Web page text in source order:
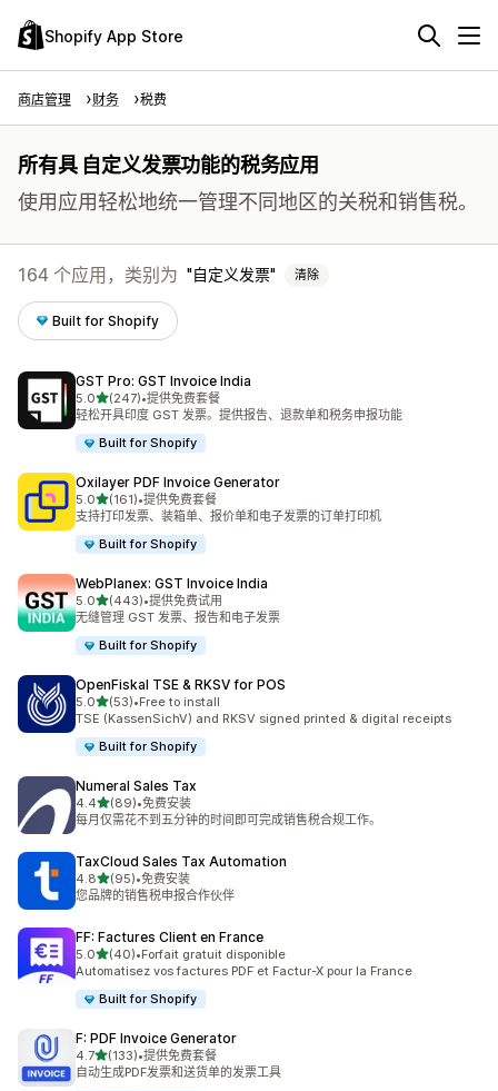
Shopify App Store
商店管理 财务 税费
所有具 自定义发票功能的税务应用
使用应用轻松地统一管理不同地区的关税和销售税。
164 个应用，类别为 自定义发票 清除
Built for Shopify
GST Pro: GST Invoice India
5.0星（满分 5 星）
(247)
总共 247 条评论
•提供免费套餐
轻松开具印度 GST 发票。提供报告、退款单和税务申报功能
Built for Shopify
Oxilayer PDF Invoice Generator
5.0星（满分 5 星）
(161)
总共 161 条评论
•提供免费套餐
支持打印发票、装箱单、报价单和电子发票的订单打印机
Built for Shopify
WebPlanex: GST Invoice India
5.0星（满分 5 星）
(443)
总共 443 条评论
•提供免费试用
无缝管理 GST 发票、报告和电子发票
Built for Shopify
OpenFiskal TSE & RKSV for POS
5.0星（满分 5 星）
(53)
总共 53 条评论
•Free to install
TSE (KassenSichV) and RKSV signed printed & digital receipts
Built for Shopify
Numeral Sales Tax
4.4星（满分 5 星）
(89)
总共 89 条评论
•免费安装
每月仅需花不到五分钟的时间即可完成销售税合规工作。
TaxCloud Sales Tax Automation
4.8星（满分 5 星）
(95)
总共 95 条评论
•免费安装
您品牌的销售税申报合作伙伴
FF: Factures Client en France
5.0星（满分 5 星）
(40)
总共 40 条评论
•Forfait gratuit disponible
Automatisez vos factures PDF et Factur-X pour la France
Built for Shopify
F: PDF Invoice Generator
4.7星（满分 5 星）
(133)
总共 133 条评论
•提供免费套餐
自动生成PDF发票和送货单的发票工具